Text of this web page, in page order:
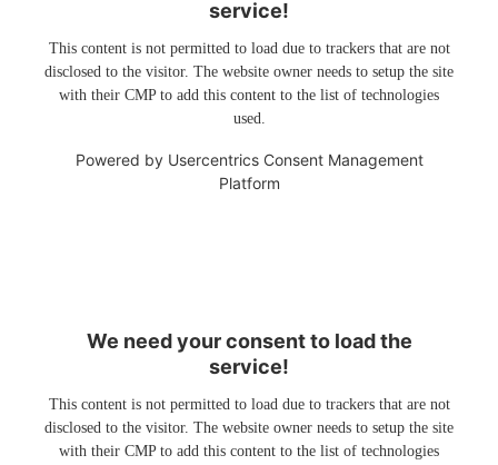
service!
This content is not permitted to load due to trackers that are not
disclosed to the visitor. The website owner needs to setup the site
with their CMP to add this content to the list of technologies
used.
Powered by Usercentrics Consent Management
Platform
We need your consent to load the
service!
This content is not permitted to load due to trackers that are not
disclosed to the visitor. The website owner needs to setup the site
with their CMP to add this content to the list of technologies